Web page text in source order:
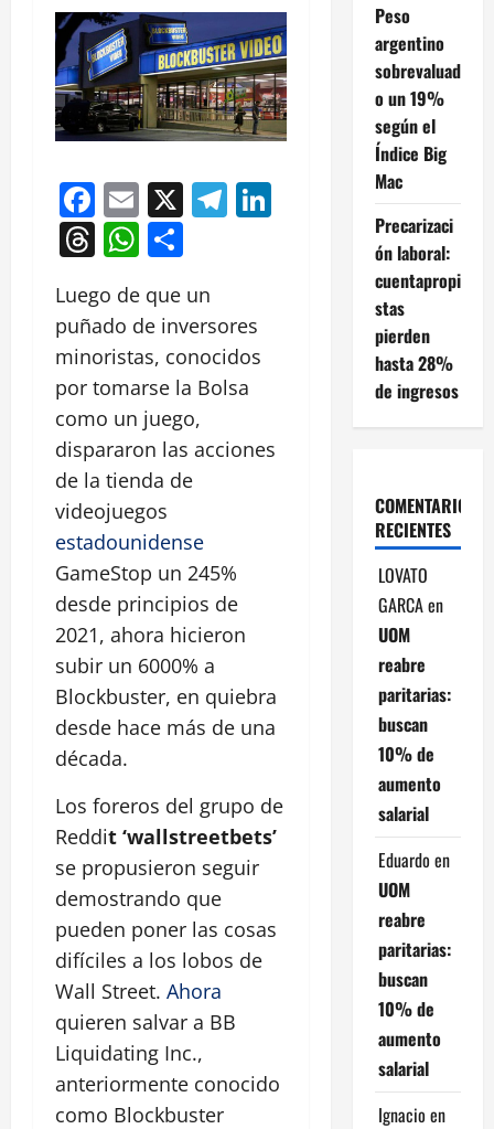
Facebook
Email
X Telegram
LinkedIn
Threads
WhatsApp
Luego de que un
puñado de inversores
minoristas, conocidos
por tomarse la Bolsa
como un juego,
dispararon las acciones
de la tienda de
videojuegos
estadounidense
GameStop un 245%
desde principios de
2021, ahora hicieron
subir un 6000% a
Blockbuster, en quiebra
desde hace más de una
década.
Los foreros del grupo de
Reddit ‘wallstreetbets’
se propusieron seguir
demostrando que
pueden poner las cosas
difíciles a los lobos de
Wall Street. Ahora
quieren salvar a BB
Liquidating Inc.,
anteriormente conocido
como Blockbuster
Peso
argentino
sobrevaluad
o un 19%
según el
Índice Big
Mac
Precarizaci
ón laboral:
cuentapropi
stas
pierden
hasta 28%
de ingresos
COMENTARIOS
RECIENTES
LOVATO
GARCAen
UOM
reabre
paritarias:
buscan
10% de
aumento
salarial
Eduardo en
UOM
reabre
paritarias:
buscan
10% de
aumento
salarial
Ignacio en